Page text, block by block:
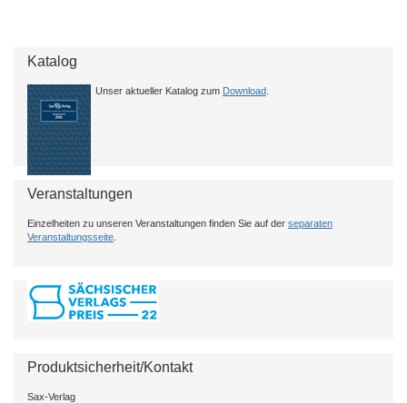
Katalog
Unser aktueller Katalog zum Download
Veranstaltungen
Einzelheiten zu unseren Veranstaltungen finden Sie auf der separaten
Veranstaltungsseite
Produktsicherheit/Kontakt
Sax-Verlag